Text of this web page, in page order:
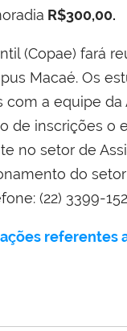
R$300,00.
(Copae) fará
Macaé. Os
a equipe da
de inscrições o
no setor de
do
(22) 3399-
referentes